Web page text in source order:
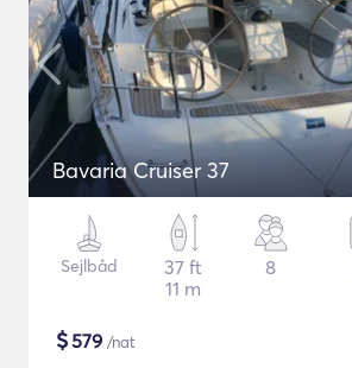
Bavaria Cruiser 37
Sejlbåd
37 ft
11 m
8
$579 /nat